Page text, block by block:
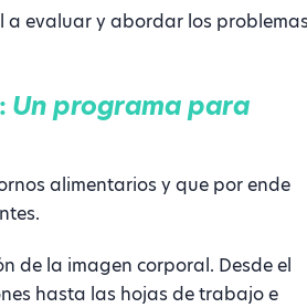
a evaluar y abordar los
Un programa para
alimentarios y que por ende
de la imagen corporal. Desde el
hasta las hojas de trabajo e